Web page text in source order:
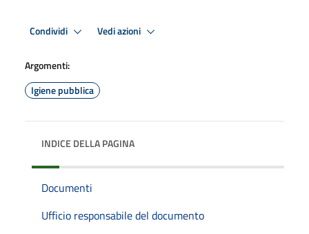
Condividi Vedi azioni
Argomenti:
Igiene pubblica
INDICE DELLA PAGINA
Documenti
Ufficio responsabile del documento